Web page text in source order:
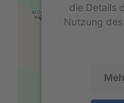
die Details
Nutzung